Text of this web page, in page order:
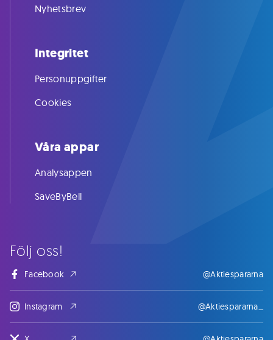
Följ oss!
Facebook @Aktiespararna
Instagram @Aktiespararna_
Nyhetsbrev
Integritet
Personuppgifter
Cookies
Våra appar
Analysappen
SaveByBell